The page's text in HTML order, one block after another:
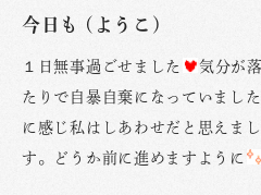
今日も (ようこ)
１日無事過ごせました
気分が
たりで自暴自棄になっていまし
に感じ私はしあわせだと思えま
す。どうか前に進めますように